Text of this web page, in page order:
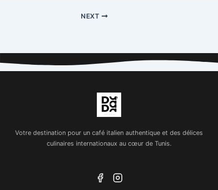
NEXT
Votre destination pour un café italien authentique et des délices
culinaires internationaux au cœur de Tunis.